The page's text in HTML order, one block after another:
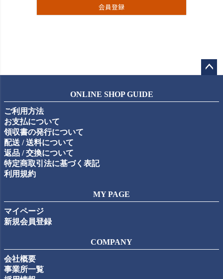
会員登録
ップ
ONLINE SHOP GUIDE
ご利用方法
お支払について
領収書の発行について
配送 / 送料について
返品 / 交換について
特定商取引法に基づく表記
利用規約
MY PAGE
マイページ
新規会員登録
COMPANY
会社概要
事業所一覧